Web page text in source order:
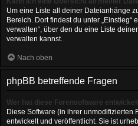
Um eine Liste all deiner Dateianhänge
Bereich. Dort findest du unter „Einstieg“
verwalten“, über den du eine Liste
verwalten kannst.
Nach oben
phpBB betreffende Fragen
Wer hat diese Forensoftware
Diese Software (in ihrer unmodifizierten
entwickelt und veröffentlicht. Sie ist